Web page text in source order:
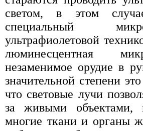
светом, в этом
специальный
ультрафиолетовой
люминесцентная
незаменимое орудие в
значительной степени
что световые лучи
за живыми
многие ткани и органы